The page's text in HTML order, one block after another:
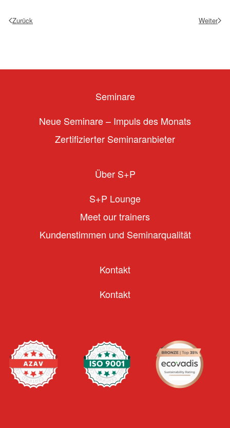
Zurück Weiter
Seminare
Neue Seminare – Impuls des Monats
Zertifizierter Seminaranbieter
Über S+P
S+P Lounge
Meet our trainers
Kundenstimmen und Seminarqualität
Kontakt
Kontakt